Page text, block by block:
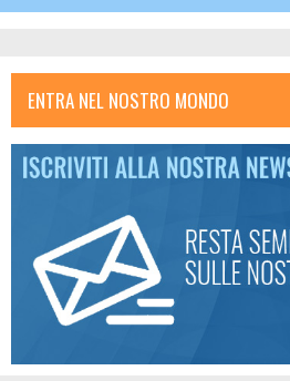
ENTRA NEL NOSTRO MONDO